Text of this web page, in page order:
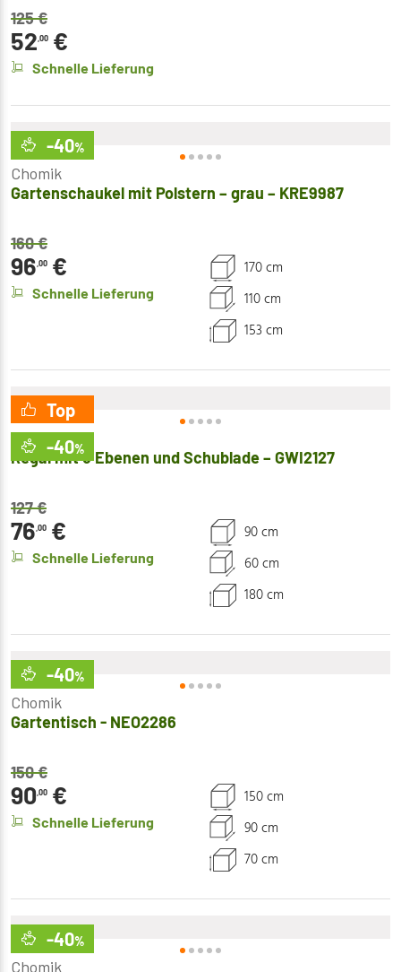
125€
52,00 €
Schnelle Lieferung
-40%
Chomik
Gartenschaukel mit Polstern – grau – KRE9987
160€
96,00 €
Schnelle Lieferung
170 cm
110 cm
153 cm
Top
-40%
Chomik
Regal mit 5 Ebenen und Schublade – GWI2127
127€
76,00 €
Schnelle Lieferung
90 cm
60 cm
180 cm
-40%
Chomik
Gartentisch - NEO2286
150€
90,00 €
Schnelle Lieferung
150 cm
90 cm
70 cm
-40%
Chomik